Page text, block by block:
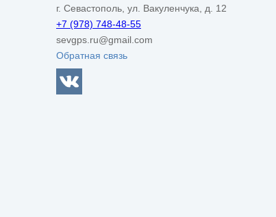
г. Севастополь, ул. Вакуленчука, д. 12
+7 (978) 748-48-55
sevgps.ru@gmail.com
Обратная связь